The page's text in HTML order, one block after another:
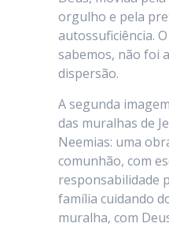
orgulho e pela
autossuficiência.
sabemos, não foi
dispersão.
A segunda
das muralhas de
Neemias: uma
comunhão, com
responsabilidade
família cuidando
muralha, com